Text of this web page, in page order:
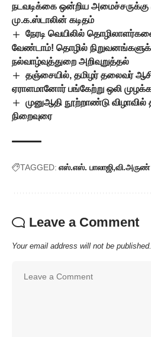
நடவடிக்கை ஒன்றிய
மு.க.ஸ்டாலின் கடிதம்
நேரடி வெயிலில்
வேண்டாம்! தொழில்
நல்வாழ்வுத்துறை அறிவுறுத்தல்
தஞ்சையில், தமிழர் தலைவர்
ஏராளமானோர் பங்கேற்று ஒலி
முனுஆதி நூற்றாண்டு விழாவில்
நிறைவுரை
TAGGED: எஸ்.எஸ். பாலாஜி வி.அருண்
Leave a Comment
Your email address will not be published.